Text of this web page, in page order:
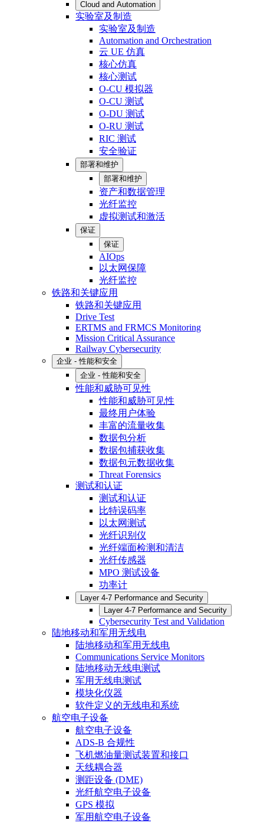
Cloud and Automation
实验室及制造
实验室及制造
Automation and Orchestration
云 UE 仿真
核心仿真
核心测试
O-CU 模拟器
O-CU 测试
O-DU 测试
O-RU 测试
RIC 测试
安全验证
部署和维护
部署和维护
资产和数据管理
光纤监控
虚拟测试和激活
保证
保证
AIOps
以太网保障
光纤监控
铁路和关键应用
铁路和关键应用
Drive Test
ERTMS and FRMCS Monitoring
Mission Critical Assurance
Railway Cybersecurity
企业 - 性能和安全
企业 - 性能和安全
性能和威胁可见性
性能和威胁可见性
最终用户体验
丰富的流量收集
数据包分析
数据包捕获收集
数据包元数据收集
Threat Forensics
测试和认证
测试和认证
比特误码率
以太网测试
光纤识别仪
光纤端面检测和清洁
光纤传感器
MPO 测试设备
功率计
Layer 4-7 Performance and Security
Layer 4-7 Performance and Security
Cybersecurity Test and Validation
陆地移动和军用无线电
陆地移动和军用无线电
Communications Service Monitors
陆地移动无线电测试
军用无线电测试
模块化仪器
软件定义的无线电和系统
航空电子设备
航空电子设备
ADS-B 合规性
飞机燃油量测试装置和接口
天线耦合器
测距设备 (DME)
光纤航空电子设备
GPS 模拟
军用航空电子设备